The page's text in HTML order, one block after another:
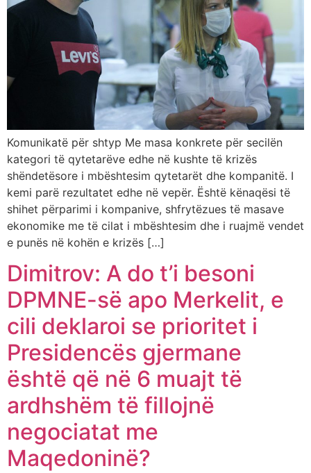
Komunikatë për shtyp Me masa konkrete për secilën
kategori të qytetarëve edhe në kushte të krizës
shëndetësore i mbështesim qytetarët dhe kompanitë. I
kemi parë rezultatet edhe në vepër. Është kënaqësi të
shihet përparimi i kompanive, shfrytëzues të masave
ekonomike me të cilat i mbështesim dhe i ruajmë vendet
e punës në kohën e krizës […]
Dimitrov: A do t’i besoni
DPMNE-së apo Merkelit, e
cili deklaroi se prioritet i
Presidencës gjermane
është që në 6 muajt të
ardhshëm të fillojnë
negociatat me
Maqedoninë?